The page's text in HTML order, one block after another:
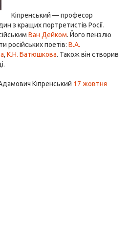
Кіпренський — професор
з кращих портретистів Росії.
Ван Дейком. Його пензлю
російських поетів: В.А.
, К.Н. Батюшкова. Також він створив
Кіпренський 17 жовтня